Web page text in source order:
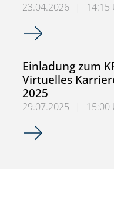
23.04.2026 |
14:15
Stellenausschreibung
Einladung zum
Virtuelles
2025
29.07.2025 |
15:00
Einladung zum